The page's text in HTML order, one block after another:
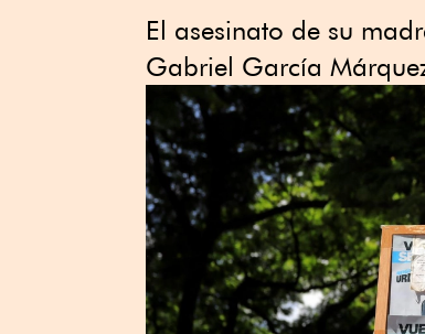
El asesinato de su
Gabriel García